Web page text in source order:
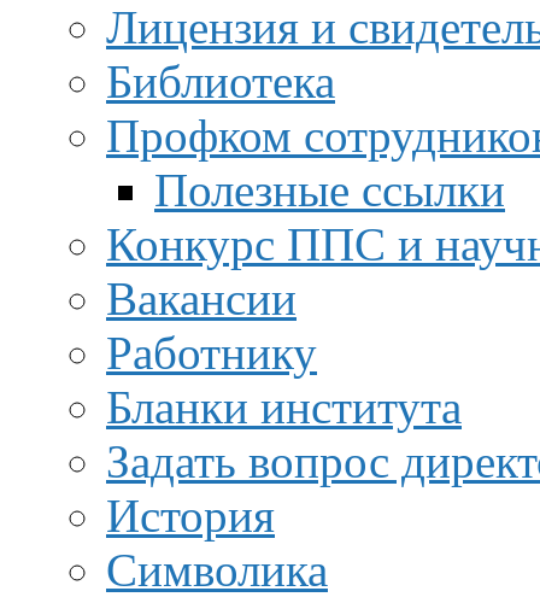
Лицензия и
Библиотека
Профком
Полезные ссылки
Конкурс ППС и
Вакансии
Работнику
Бланки института
Задать вопрос
История
Символика